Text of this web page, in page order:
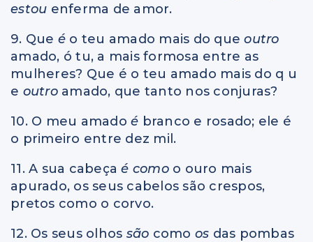
estou enferma de amor.
9. Que é o teu amado mais do queoutro
amado, ó tu, a mais formosa entre as
mulheres? Que é o teu amado mais do q u
e outro amado, que tanto nos conjuras?
10. O meu amado é branco e rosado; ele é
o primeiro entre dez mil.
11. A sua cabeçaé como o ouro mais
apurado, os seus cabelos são crespos,
pretos como o corvo.
12. Os seus olhos são como os das pombas